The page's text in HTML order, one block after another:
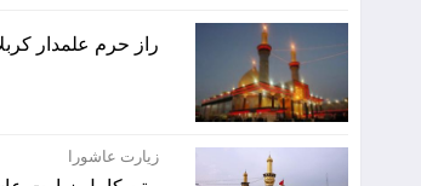
راز حرم علمدار
زیارت عاشورا